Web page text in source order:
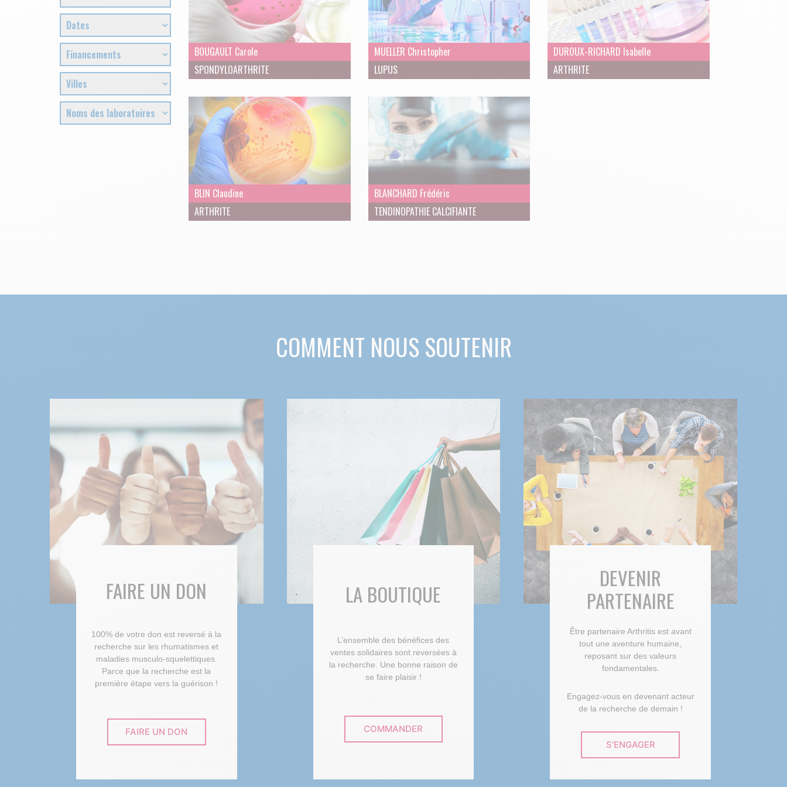
BOUGAULT Carole
SPONDYLOARTHRITE
MUELLER Christopher
LUPUS
DUROUX-RICHARD Isabelle
ARTHRITE
BLIN Claudine
ARTHRITE
BLANCHARD Frédéric
TENDINOPATHIE CALCIFIANTE
COMMENT NOUS SOUTENIR
FAIRE UN DON
100% de votre don est reversé à la
recherche sur les rhumatismes et
maladies musculo-squelettiques.
Parce que la recherche est la
première étape vers la guérison !
FAIRE UN DON
LA BOUTIQUE
L’ensemble des bénéfices des
ventes solidaires sont reversées à
la recherche. Une bonne raison de
se faire plaisir !
COMMANDER
DEVENIR
PARTENAIRE
Être partenaire Arthritis est avant
tout une aventure humaine,
reposant sur des valeurs
fondamentales.
Engagez-vous en devenant acteur
de la recherche de demain !
S'ENGAGER